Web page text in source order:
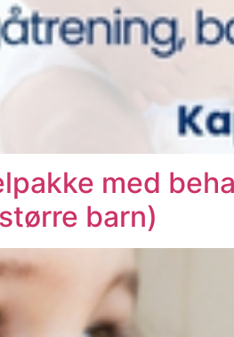
med
barn)